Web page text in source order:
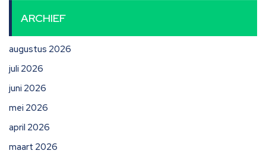
ARCHIEF
augustus 2026
juli 2026
juni 2026
mei 2026
april 2026
maart 2026